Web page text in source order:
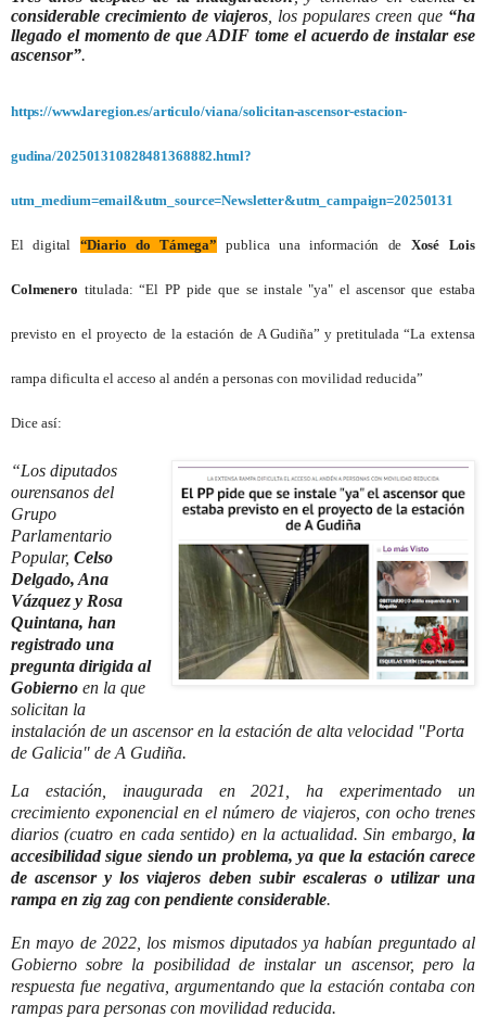
considerable crecimiento de viajeros , los populares creen que “ha
llegado el momento de que ADIF tome el acuerdo de instalar ese
ascensor”.
https://www.laregion.es/articulo/viana/solicitan-ascensor-estacion-
gudina/202501310828481368882.html?
utm_medium=email&utm_source=Newsletter&utm_campaign=20250131
El digital “Diario do Támega” publica una información de Xosé Lois
Colmenero titulada: “El PP pide que se instale "ya" el ascensor que estaba
previsto en el proyecto de la estación de A Gudiña” y pretitulada “La extensa
rampa dificulta el acceso al andén a personas con movilidad reducida”
Dice así:
“Los diputados
ourensanos del
Grupo
Parlamentario
Popular, Celso
Delgado, Ana
Vázquez y Rosa
Quintana, han
registrado una
pregunta dirigida al
Gobierno en la que
solicitan la
instalación de un ascensor en la estación de alta velocidad "Porta
de Galicia" de A Gudiña.
La estación, inaugurada en 2021, ha experimentado un
crecimiento exponencial en el número de viajeros, con ocho trenes
diarios (cuatro en cada sentido) en la actualidad. Sin embargo, la
accesibilidad sigue siendo un problema, ya que la estación carece
de ascensor y los viajeros deben subir escaleras o utilizar una
rampa en zig zag con pendiente considerable.
En mayo de 2022, los mismos diputados ya habían preguntado al
Gobierno sobre la posibilidad de instalar un ascensor, pero la
respuesta fue negativa, argumentando que la estación contaba con
rampas para personas con movilidad reducida.